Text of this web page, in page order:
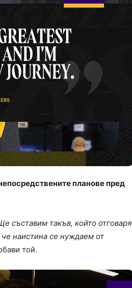
планове пред
съставим такъв, който отговаря
наистина се нуждаем от
той.